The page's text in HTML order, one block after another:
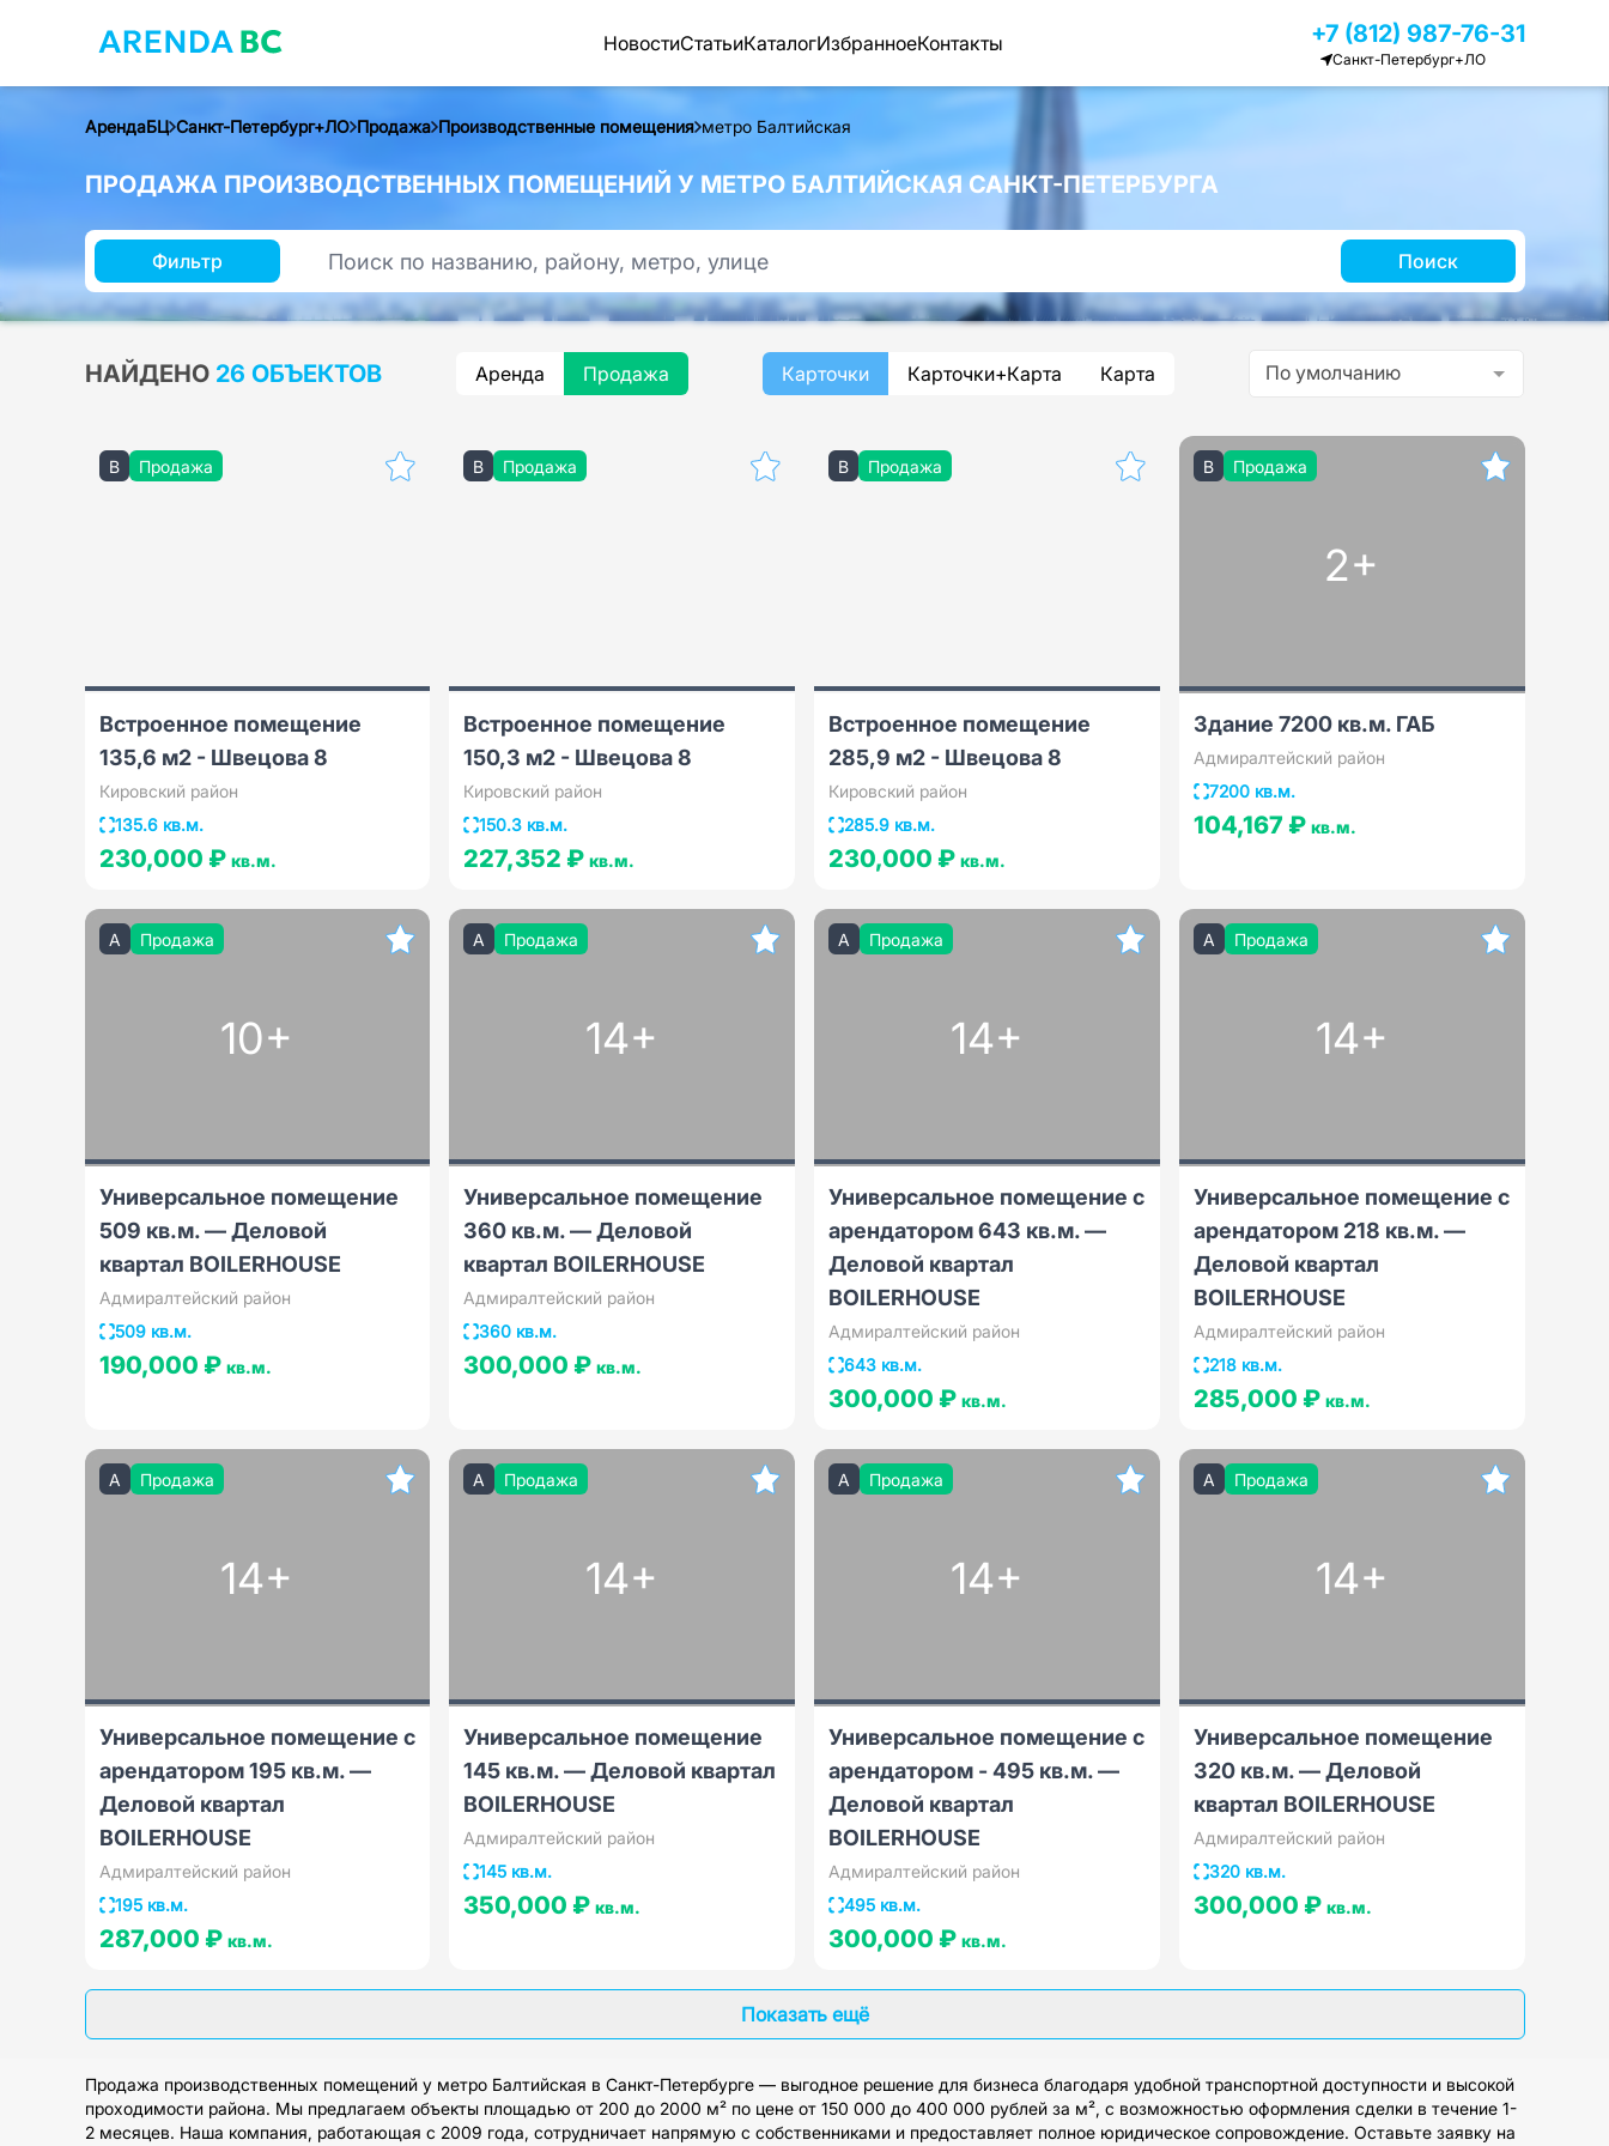
НовостиСтатьиКаталогИзбранноеКонтакты +7 (812) 987-76-31
Санкт-Петербург+ЛО
АрендаБЦ Санкт-Петербург+ЛО Продажа Производственные помещения метро Балтийская
ПРОДАЖА ПРОИЗВОДСТВЕННЫХ ПОМЕЩЕНИЙ У МЕТРО БАЛТИЙСКАЯ САНКТ-ПЕТЕРБУРГА
Фильтр Поиск
НАЙДЕНО 26 ОБЪЕКТОВ Аренда Продажа Карточки Карточки+Карта Карта По умолчанию
B Продажа
Встроенное помещение
135,6 м2 - Швецова 8
Кировский район
135.6 кв.м.
230,000 ₽ кв.м.
B Продажа
Встроенное помещение
150,3 м2 - Швецова 8
Кировский район
150.3 кв.м.
227,352 ₽кв.м.
B Продажа
Встроенное помещение
285,9 м2 - Швецова 8
Кировский район
285.9 кв.м.
230,000 ₽ кв.м.
B Продажа
2+
Здание 7200 кв.м. ГАБ
Адмиралтейский район
7200 кв.м.
104,167 ₽ кв.м.
A Продажа
10+
Универсальное помещение
509 кв.м. — Деловой
квартал BOILERHOUSE
Адмиралтейский район
509 кв.м.
190,000 ₽ кв.м.
A Продажа
14+
Универсальное помещение
360 кв.м. — Деловой
квартал BOILERHOUSE
Адмиралтейский район
360 кв.м.
300,000 ₽кв.м.
A Продажа
14+
Универсальное помещение с
арендатором 643 кв.м. —
Деловой квартал
BOILERHOUSE
Адмиралтейский район
643 кв.м.
300,000 ₽ кв.м.
A Продажа
14+
Универсальное помещение с
арендатором 218 кв.м. —
Деловой квартал
BOILERHOUSE
Адмиралтейский район
218 кв.м.
285,000 ₽ кв.м.
A Продажа
14+
Универсальное помещение с
арендатором 195 кв.м. —
Деловой квартал
BOILERHOUSE
Адмиралтейский район
195 кв.м.
287,000 ₽ кв.м.
A Продажа
14+
Универсальное помещение
145 кв.м. — Деловой квартал
BOILERHOUSE
Адмиралтейский район
145 кв.м.
350,000 ₽кв.м.
A Продажа
14+
Универсальное помещение с
арендатором - 495 кв.м. —
Деловой квартал
BOILERHOUSE
Адмиралтейский район
495 кв.м.
300,000 ₽ кв.м.
A Продажа
14+
Универсальное помещение
320 кв.м. — Деловой
квартал BOILERHOUSE
Адмиралтейский район
320 кв.м.
300,000 ₽ кв.м.
Показать ещё
Продажа производственных помещений у метро Балтийская в Санкт-Петербурге — выгодное решение для бизнеса благодаря удобной транспортной доступности и высокой
проходимости района. Мы предлагаем объекты площадью от 200 до 2000 м² по цене от 150 000 до 400 000 рублей за м², с возможностью оформления сделки в течение 1-
2 месяцев. Наша компания, работающая с 2009 года, сотрудничает напрямую с собственниками и предоставляет полное юридическое сопровождение. Оставьте заявку на